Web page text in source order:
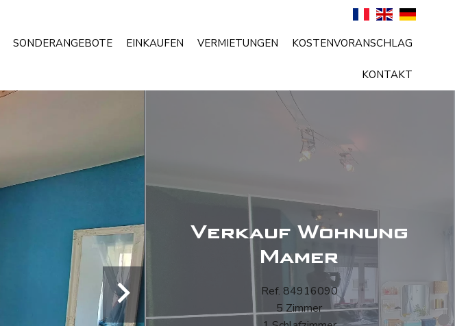
SONDERANGEBOTE EINKAUFEN VERMIETUNGEN KOSTENVORANSCHLAG
KONTAKT
Verkauf Wohnung
Mamer
Ref. 84916090
5 Zimmer